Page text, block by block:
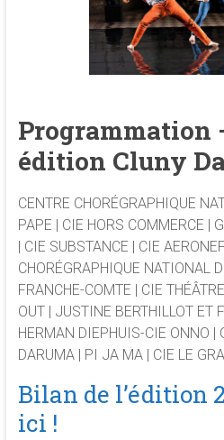
Marelle - cie
Hydre -
Programmation
édition Cluny
CENTRE CHORÉGRAPHIQUE
PAPE | CIE HORS COMMERCE |
| CIE SUBSTANCE | CIE
CHORÉGRAPHIQUE NATIONAL
FRANCHE-COMTE | CIE
OUT | JUSTINE BERTHILLOT ET
HERMAN DIEPHUIS-CIE ONNO |
DARUMA | PI JA MA | CIE LE
Bilan de l’édition
ici !